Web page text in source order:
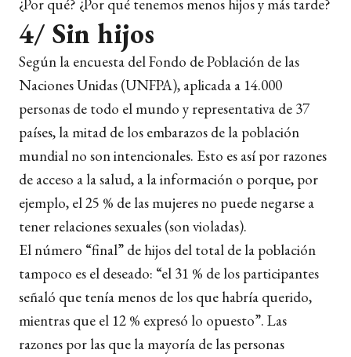
¿Por qué? ¿Por qué tenemos menos hijos y más tarde?
4/ Sin hijos
Según la encuesta del Fondo de Población de las
Naciones Unidas (UNFPA), aplicada a 14.000
personas de todo el mundo y representativa de 37
países, la mitad de los embarazos de la población
mundial no son intencionales. Esto es así por razones
de acceso a la salud, a la información o porque, por
ejemplo, el 25 % de las mujeres no puede negarse a
tener relaciones sexuales (son violadas).
El número “final” de hijos del total de la población
tampoco es el deseado: “el 31 % de los participantes
señaló que tenía menos de los que habría querido,
mientras que el 12 % expresó lo opuesto”. Las
razones por las que la mayoría de las personas